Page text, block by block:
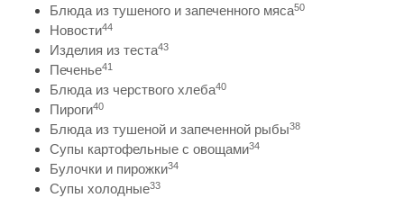
Блюда из тушеного и запеченного мяса50
Новости44
Изделия из теста43
Печенье41
Блюда из черствого хлеба40
Пироги40
Блюда из тушеной и запеченной рыбы38
Супы картофельные с овощами34
Булочки и пирожки34
Супы холодные33